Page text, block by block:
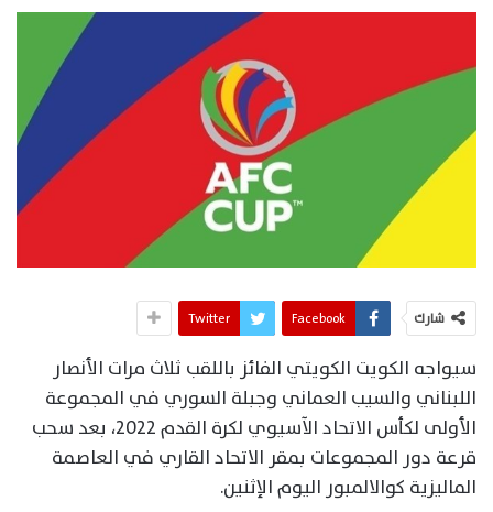
شارك Facebook
Twitter
سيواجه الكويت الكويتي الفائز باللقب ثلاث مرات الأنصار
اللبناني والسيب العماني وجبلة السوري في المجموعة
الأولى لكأس الاتحاد الآسيوي لكرة القدم 2022، بعد سحب
قرعة دور المجموعات بمقر الاتحاد القاري في العاصمة
الماليزية كوالالمبور اليوم الإثنين.